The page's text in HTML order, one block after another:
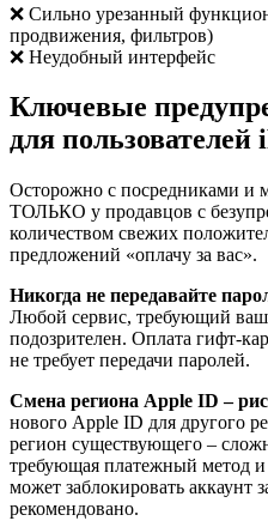
❌ Сильно урезанный
продвижения, фильтров)
❌ Неудобный интерфейс
Ключевые
для пользователей
Осторожно с посредниками и
ТОЛЬКО у продавцов с
количеством свежих
предложений «оплачу за вас».
Никогда не передавайте
Любой сервис, требующий
подозрителен. Оплата гифт-
не требует передачи паролей.
Смена региона Apple ID –
нового Apple ID для другого
регион существующего –
требующая платежный метод и
может заблокировать аккаунт
рекомендовано.